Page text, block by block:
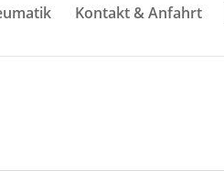
Kontakt & Anfahrt